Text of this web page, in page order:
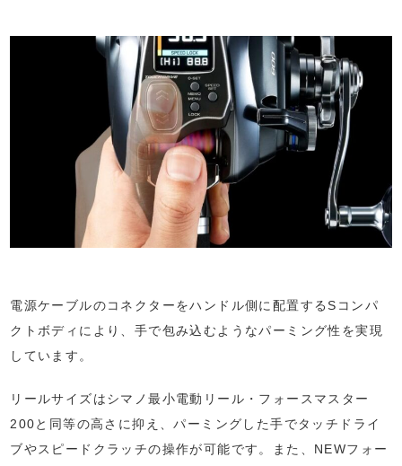
電源ケーブルのコネクターをハンドル側に配置するSコンパ
クトボディにより、手で包み込むようなパーミング性を実現
しています。
リールサイズはシマノ最小電動リール・フォースマスター
200と同等の高さに抑え、パーミングした手でタッチドライ
ブやスピードクラッチの操作が可能です。また、NEWフォー